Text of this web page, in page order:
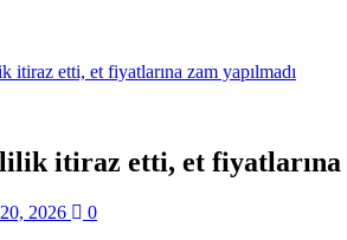
itiraz etti, et fiyatlarına zam yapılmadı
itiraz etti, et fiyatlarına
2026
0